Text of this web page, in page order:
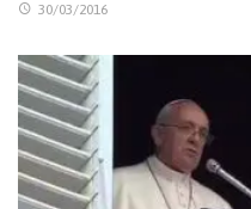
30/03/2016